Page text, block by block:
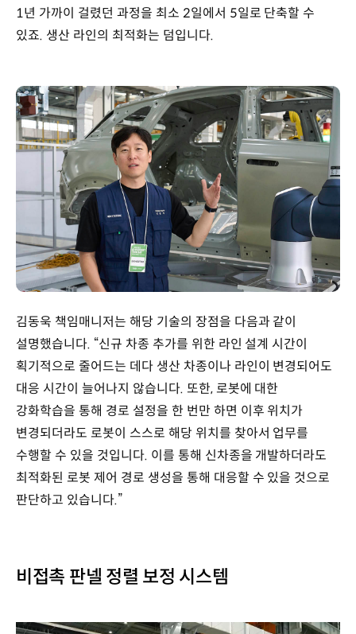
1년 가까이 걸렸던 과정을 최소 2일에서 5일로 단축할 수
있죠. 생산 라인의 최적화는 덤입니다.
김동욱 책임매니저는 해당 기술의 장점을 다음과 같이
설명했습니다. “신규 차종 추가를 위한 라인 설계 시간이
획기적으로 줄어드는 데다 생산 차종이나 라인이 변경되어도
대응 시간이 늘어나지 않습니다. 또한, 로봇에 대한
강화학습을 통해 경로 설정을 한 번만 하면 이후 위치가
변경되더라도 로봇이 스스로 해당 위치를 찾아서 업무를
수행할 수 있을 것입니다. 이를 통해 신차종을 개발하더라도
최적화된 로봇 제어 경로 생성을 통해 대응할 수 있을 것으로
판단하고 있습니다.”
비접촉 판넬 정렬 보정 시스템